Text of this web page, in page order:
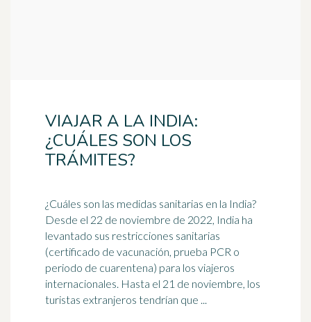
VIAJAR A LA INDIA:
¿CUÁLES SON LOS
TRÁMITES?
¿Cuáles son las medidas sanitarias en la India?
Desde el 22 de noviembre de 2022, India ha
levantado sus restricciones sanitarias
(certificado de vacunación, prueba PCR o
periodo de cuarentena) para los viajeros
internacionales. Hasta el 21 de noviembre, los
turistas extranjeros tendrían que ...